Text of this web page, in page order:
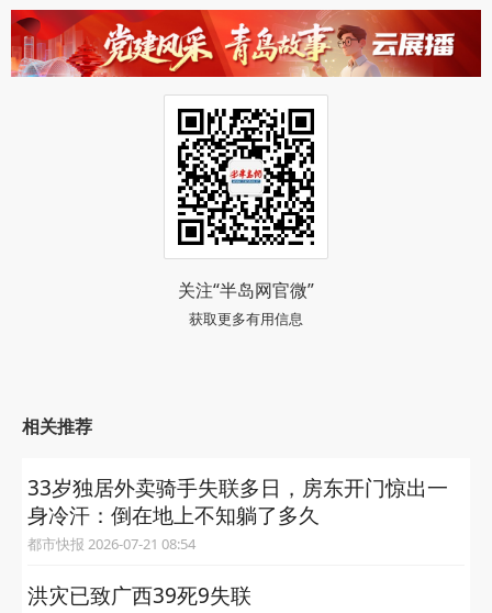
关注“半岛网官微”
获取更多有用信息
相关推荐
33岁独居外卖骑手失联多日，房东开门惊出一
身冷汗：倒在地上不知躺了多久
都市快报 2026-07-21 08:54
洪灾已致广西39死9失联